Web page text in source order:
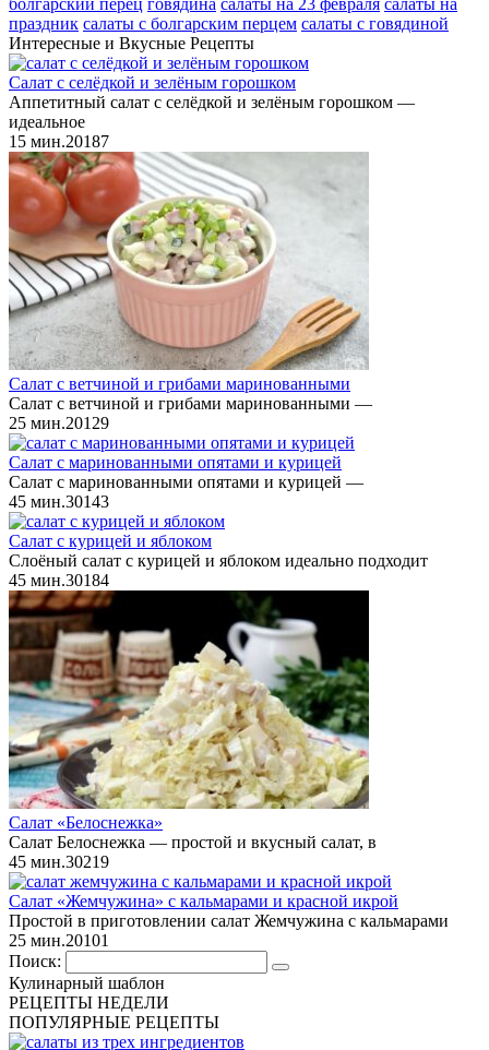
праздник салаты с болгарским перцем салаты с говядиной
Интересные и Вкусные Рецепты
Салат с селёдкой и зелёным горошком
Аппетитный салат с селёдкой и зелёным горошком —
идеальное
15 мин.20187
Салат с ветчиной и грибами маринованными
Салат с ветчиной и грибами маринованными —
25 мин.20129
Салат с маринованными опятами и курицей
Салат с маринованными опятами и курицей —
45 мин.30143
Салат с курицей и яблоком
Слоёный салат с курицей и яблоком идеально подходит
45 мин.30184
Салат «Белоснежка»
Салат Белоснежка — простой и вкусный салат, в
45 мин.30219
Салат «Жемчужина» с кальмарами и красной икрой
Простой в приготовлении салат Жемчужина с кальмарами
25 мин.20101
Поиск:
Кулинарный шаблон
РЕЦЕПТЫ НЕДЕЛИ
ПОПУЛЯРНЫЕ РЕЦЕПТЫ